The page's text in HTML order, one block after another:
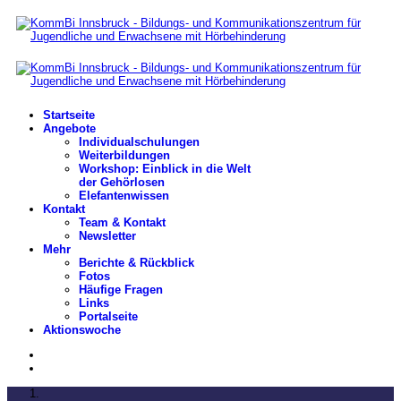
Startseite
Angebote
Individualschulungen
Weiterbildungen
Workshop: Einblick in die Welt
der Gehörlosen
Elefantenwissen
Kontakt
Team & Kontakt
Newsletter
Mehr
Berichte & Rückblick
Fotos
Häufige Fragen
Links
Portalseite
Aktionswoche